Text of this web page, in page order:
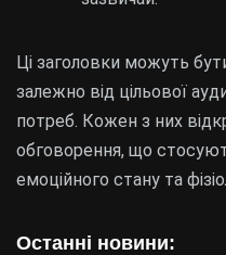
Останні новини:
Ці заголовки можуть
залежно від цільової
потреб. Кожен з них
обговорення, що
емоційного стану та